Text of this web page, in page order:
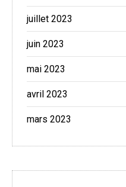
juillet 2023
juin 2023
mai 2023
avril 2023
mars 2023